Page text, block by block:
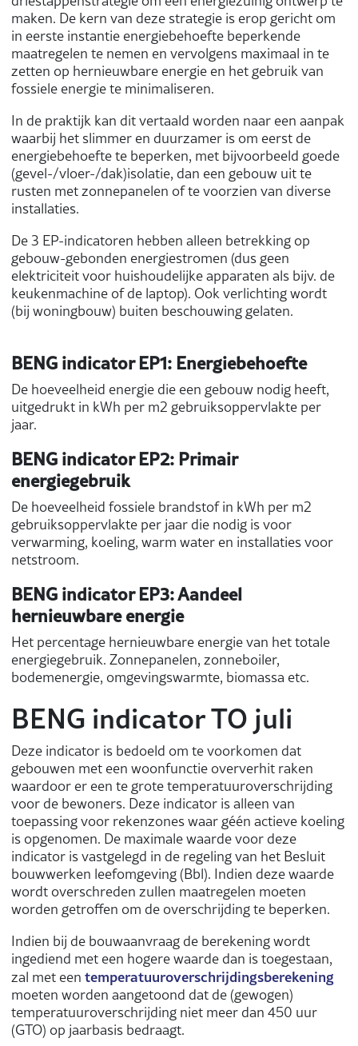
maken. De kern van deze strategie is erop gericht om
in eerste instantie energiebehoefte beperkende
maatregelen te nemen en vervolgens maximaal in te
zetten op hernieuwbare energie en het gebruik van
fossiele energie te minimaliseren.
In de praktijk kan dit vertaald worden naar een aanpak
waarbij het slimmer en duurzamer is om eerst de
energiebehoefte te beperken, met bijvoorbeeld goede
(gevel-/vloer-/dak)isolatie, dan een gebouw uit te
rusten met zonnepanelen of te voorzien van diverse
installaties.
De 3 EP-indicatoren hebben alleen betrekking op
gebouw-gebonden energiestromen (dus geen
elektriciteit voor huishoudelijke apparaten als bijv. de
keukenmachine of de laptop). Ook verlichting wordt
(bij woningbouw) buiten beschouwing gelaten.
BENG indicator EP1: Energiebehoefte
De hoeveelheid energie die een gebouw nodig heeft,
uitgedrukt in kWh per m2 gebruiksoppervlakte per
jaar.
BENG indicator EP2: Primair
energiegebruik
De hoeveelheid fossiele brandstof in kWh per m2
gebruiksoppervlakte per jaar die nodig is voor
verwarming, koeling, warm water en installaties voor
netstroom.
BENG indicator EP3: Aandeel
hernieuwbare energie
Het percentage hernieuwbare energie van het totale
energiegebruik. Zonnepanelen, zonneboiler,
bodemenergie, omgevingswarmte, biomassa etc.
BENG indicator TO juli
Deze indicator is bedoeld om te voorkomen dat
gebouwen met een woonfunctie oververhit raken
waardoor er een te grote temperatuuroverschrijding
voor de bewoners. Deze indicator is alleen van
toepassing voor rekenzones waar géén actieve koeling
is opgenomen. De maximale waarde voor deze
indicator is vastgelegd in de regeling van het Besluit
bouwwerken leefomgeving (Bbl). Indien deze waarde
wordt overschreden zullen maatregelen moeten
worden getroffen om de overschrijding te beperken.
Indien bij de bouwaanvraag de berekening wordt
ingediend met een hogere waarde dan is toegestaan,
zal met een temperatuuroverschrijdingsberekening
moeten worden aangetoond dat de (gewogen)
temperatuuroverschrijding niet meer dan 450 uur
(GTO) op jaarbasis bedraagt.